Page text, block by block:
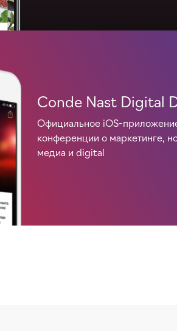
Conde Nast Digital
Официальное iOS-
конференции о маркетинге,
медиа и digital